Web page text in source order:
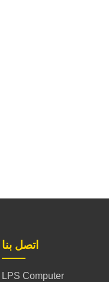
اتصل بنا
LPS Computer